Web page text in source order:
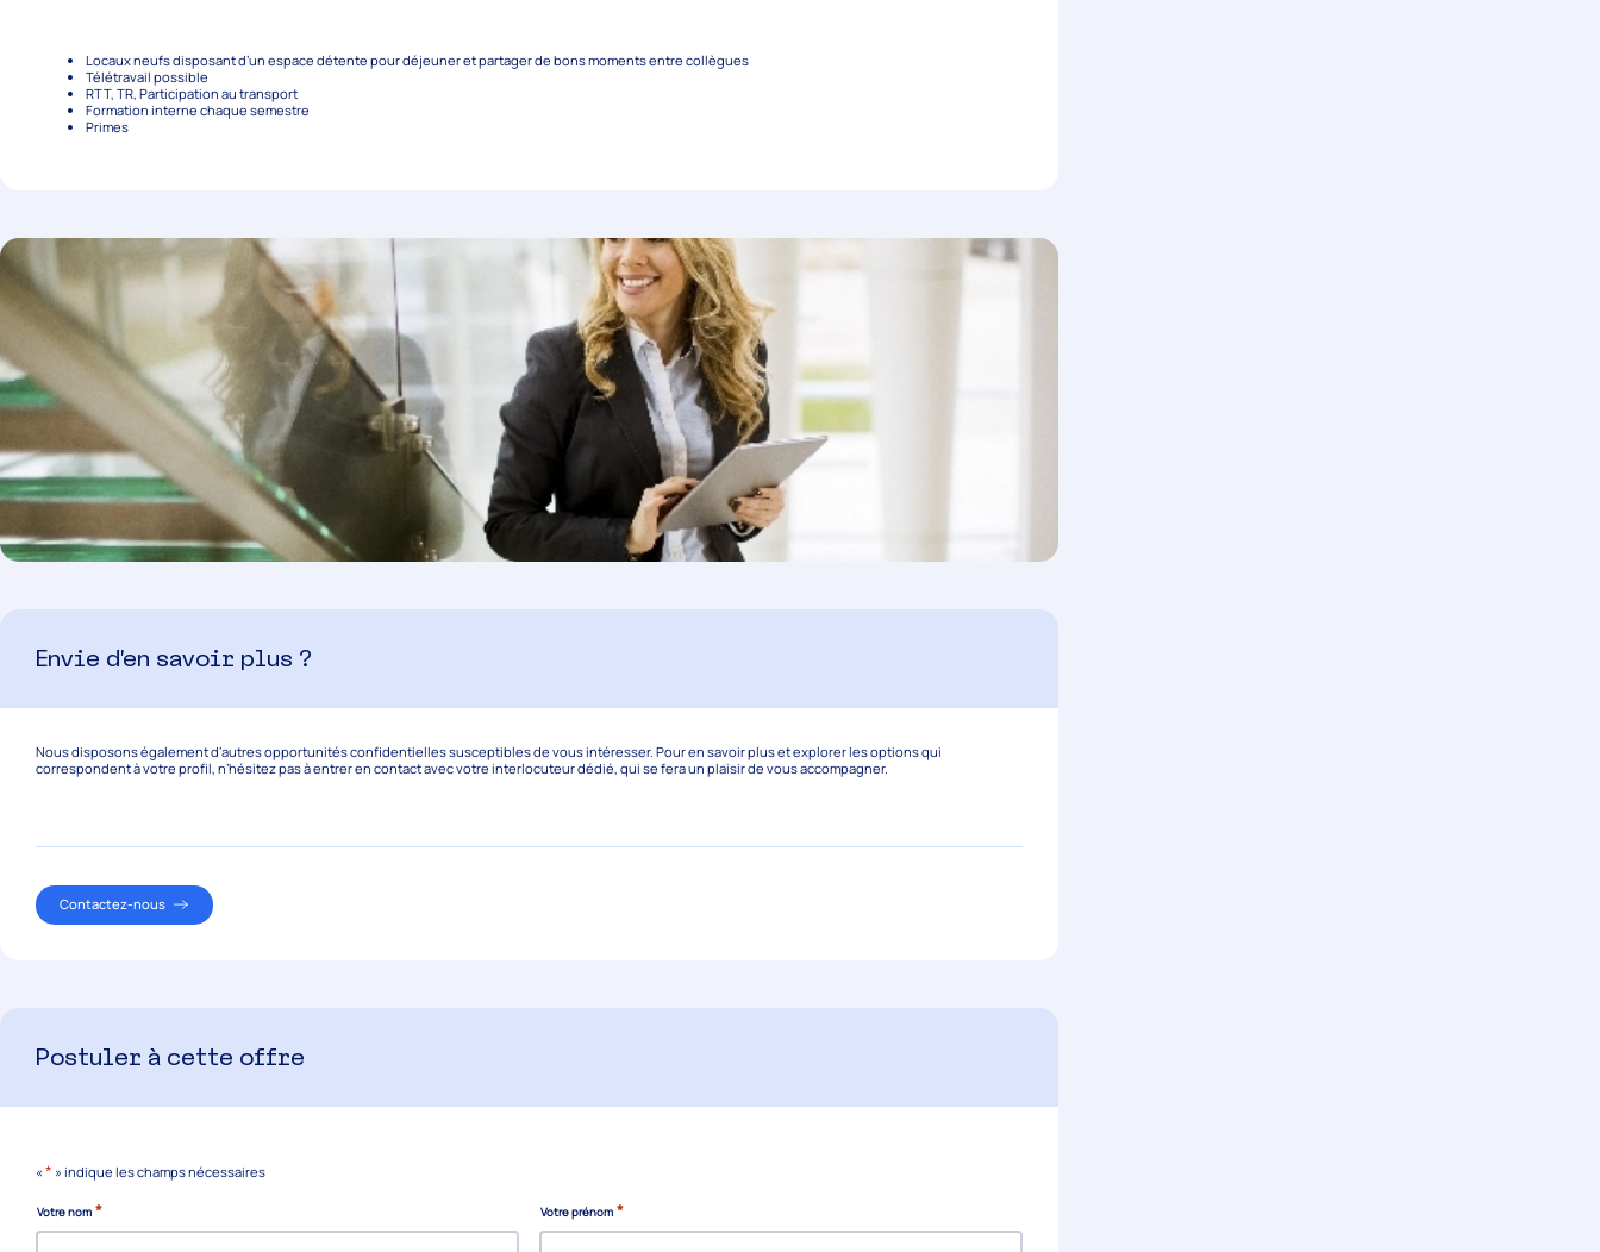
Locaux neufs disposant d’un espace détente pour déjeuner et partager de bons moments entre collègues
Télétravail possible
RTT, TR, Participation au transport
Formation interne chaque semestre
Primes
Envie d’en savoir plus ?
Nous disposons également d’autres opportunités confidentielles susceptibles de vous intéresser. Pour en savoir plus et explorer les options qui
correspondent à votre profil, n’hésitez pas à entrer en contact avec votre interlocuteur dédié, qui se fera un plaisir de vous accompagner.
Contactez-nous
Postuler à cette offre
«* » indique les champs nécessaires
Votre nom * Votre prénom *